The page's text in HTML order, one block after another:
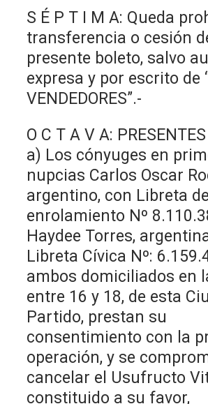
S É P T I M A: Queda
transferencia o cesión
presente boleto, salvo
expresa y por escrito de
VENDEDORES”.-
O C T A V A:
a) Los cónyuges en
nupcias Carlos Oscar
argentino, con Libreta de
enrolamiento Nº
Haydee Torres,
Libreta Cívica Nº:
ambos domiciliados en
entre 16 y 18, de esta
Partido, prestan su
consentimiento con la
operación, y se
cancelar el Usufructo
constituido a su favor,